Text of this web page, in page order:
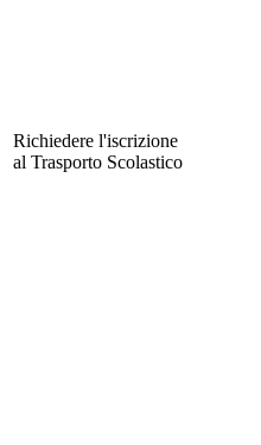
Richiedere l'iscrizione
al Trasporto Scolastico